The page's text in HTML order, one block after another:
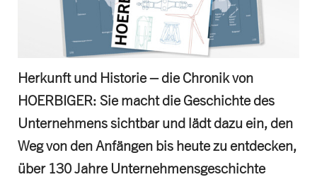
Herkunft und Historie – die Chronik von
HOERBIGER: Sie macht die Geschichte des
Unternehmens sichtbar und lädt dazu ein, den
Weg von den Anfängen bis heute zu entdecken,
über 130 Jahre Unternehmensgeschichte